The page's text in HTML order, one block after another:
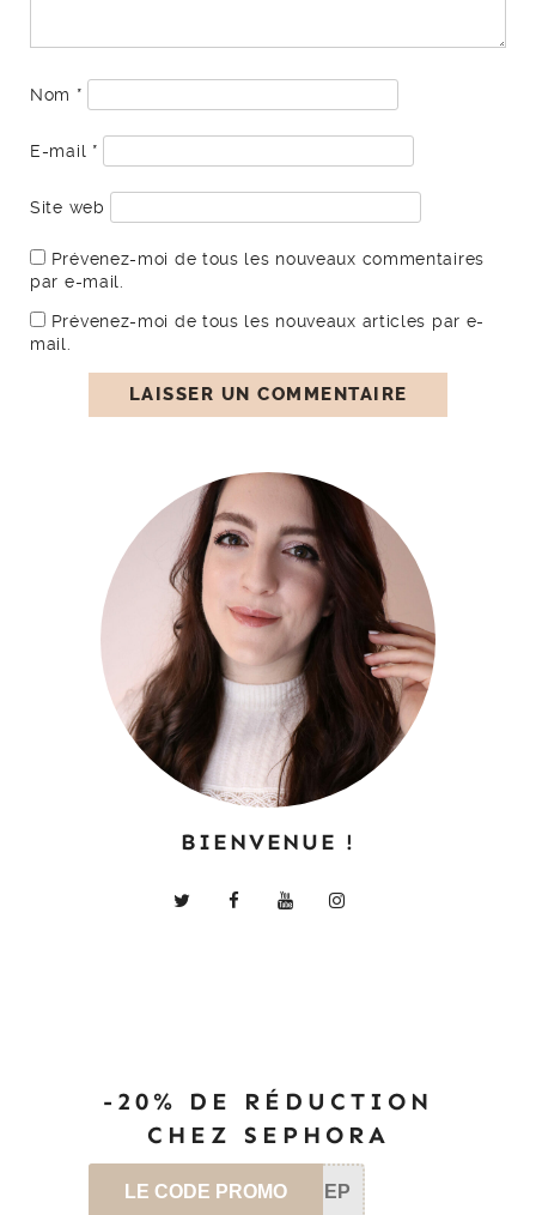
Nom *
E-mail *
Site web
Prévenez-moi de tous les nouveaux commentaires
par e-mail.
Prévenez-moi de tous les nouveaux articles par e-
mail.
BIENVENUE !
-20% DE RÉDUCTION
CHEZ SEPHORA
LE CODE PROMO SEP